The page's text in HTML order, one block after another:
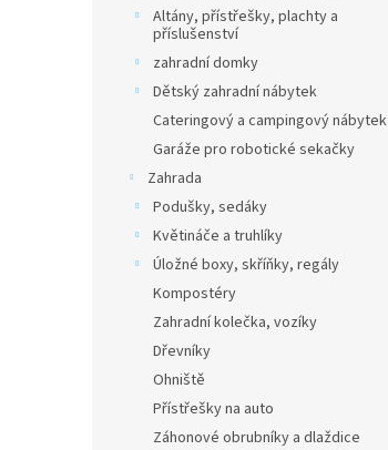
Altány, přístřešky, plachty a
příslušenství
zahradní domky
Dětský zahradní nábytek
Cateringový a campingový nábytek
Garáže pro robotické sekačky
Zahrada
Podušky, sedáky
Květináče a truhlíky
Úložné boxy, skříňky, regály
Kompostéry
Zahradní kolečka, vozíky
Dřevníky
Ohniště
Přístřešky na auto
Záhonové obrubníky a dlaždice